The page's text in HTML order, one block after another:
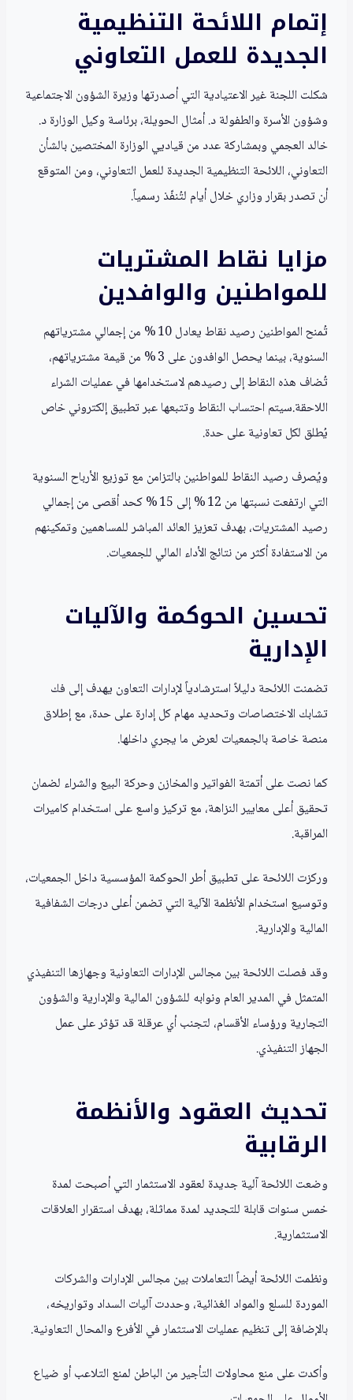
إتمام اللائحة التنظيمية
الجديدة للعمل التعاوني
شكلت اللجنة غير الاعتيادية التي أصدرتها وزيرة الشؤون الاجتماعية
وشؤون الأسرة والطفولة د. أمثال الحويلة، برئاسة وكيل الوزارة د.
خالد العجمي وبمشاركة عدد من قياديي الوزارة المختصين بالشأن
التعاوني، اللائحة التنظيمية الجديدة للعمل التعاوني، ومن المتوقع
أن تصدر بقرار وزاري خلال أيام لتُنفّذ رسمياً.
مزايا نقاط المشتريات
للمواطنين والوافدين
تُمنح المواطنين رصيد نقاط يعادل 10 % من إجمالي مشترياتهم
السنوية، بينما يحصل الوافدون على 3 % من قيمة مشترياتهم،
تُضاف هذه النقاط إلى رصيدهم لاستخدامها في عمليات الشراء
اللاحقة.سيتم احتساب النقاط وتتبعها عبر تطبيق إلكتروني خاص
يُطلق لكل تعاونية على حدة.
ويُصرف رصيد النقاط للمواطنين بالتزامن مع توزيع الأرباح السنوية
التي ارتفعت نسبتها من 12 % إلى 15 % كحد أقصى من إجمالي
رصيد المشتريات، بهدف تعزيز العائد المباشر للمساهمين وتمكينهم
من الاستفادة أكثر من نتائج الأداء المالي للجمعيات.
تحسين الحوكمة والآليات
الإدارية
تضمنت اللائحة دليلاً استرشادياً لإدارات التعاون يهدف إلى فك
تشابك الاختصاصات وتحديد مهام كل إدارة على حدة، مع إطلاق
منصة خاصة بالجمعيات لعرض ما يجري داخلها.
كما نصت على أتمتة الفواتير والمخازن وحركة البيع والشراء لضمان
تحقيق أعلى معايير النزاهة، مع تركيز واسع على استخدام كاميرات
المراقبة.
وركزت اللائحة على تطبيق أطر الحوكمة المؤسسية داخل الجمعيات،
وتوسيع استخدام الأنظمة الآلية التي تضمن أعلى درجات الشفافية
المالية والإدارية.
وقد فصلت اللائحة بين مجالس الإدارات التعاونية وجهازها التنفيذي
المتمثل في المدير العام ونوابه للشؤون المالية والإدارية والشؤون
التجارية ورؤساء الأقسام، لتجنب أي عرقلة قد تؤثر على عمل
الجهاز التنفيذي.
تحديث العقود والأنظمة
الرقابية
وضعت اللائحة آلية جديدة لعقود الاستثمار التي أصبحت لمدة
خمس سنوات قابلة للتجديد لمدة مماثلة، بهدف استقرار العلاقات
الاستثمارية.
ونظمت اللائحة أيضاً التعاملات بين مجالس الإدارات والشركات
الموردة للسلع والمواد الغذائية، وحددت آليات السداد وتواريخه،
بالإضافة إلى تنظيم عمليات الاستثمار في الأفرع والمحال التعاونية.
وأكدت على منع محاولات التأجير من الباطن لمنع التلاعب أو ضياع